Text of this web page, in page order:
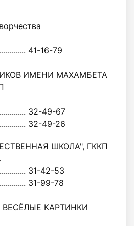
41-16-79
ИМЕНИ МАХАМБЕТА
32-49-67
32-49-26
ШКОЛА", ГККП
31-42-53
31-99-78
КАРТИНКИ